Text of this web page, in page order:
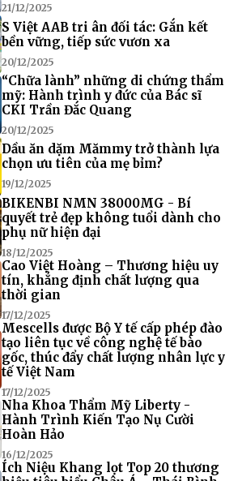
21/12/2025
S Việt AAB tri ân đối tác: Gắn kết
bền vững, tiếp sức vươn xa
20/12/2025
“Chữa lành” những di chứng thẩm
mỹ: Hành trình y đức của Bác sĩ
CKI Trần Đắc Quang
20/12/2025
Dầu ăn dặm Mămmy trở thành lựa
chọn ưu tiên của mẹ bỉm?
19/12/2025
BIKENBI NMN 38000MG - Bí
quyết trẻ đẹp không tuổi dành cho
phụ nữ hiện đại
18/12/2025
Cao Việt Hoàng – Thương hiệu uy
tín, khẳng định chất lượng qua
thời gian
17/12/2025
Mescells được Bộ Y tế cấp phép đào
tạo liên tục về công nghệ tế bào
gốc, thúc đẩy chất lượng nhân lực y
tế Việt Nam
17/12/2025
Nha Khoa Thẩm Mỹ Liberty -
Hành Trình Kiến Tạo Nụ Cười
Hoàn Hảo
16/12/2025
Ích Niệu Khang lọt Top 20 thương